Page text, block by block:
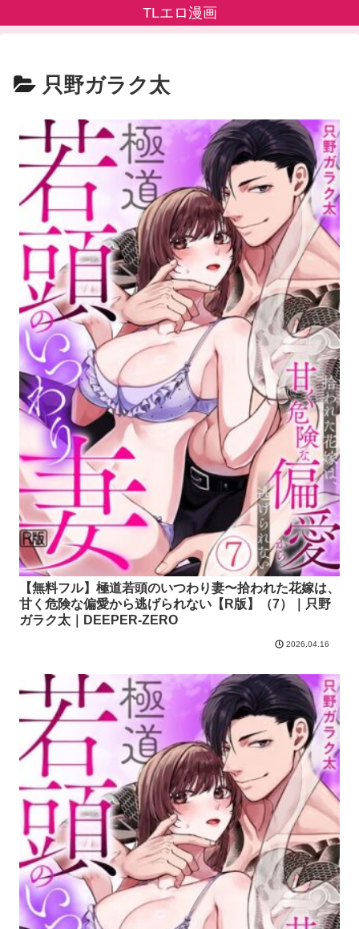
TLエロ漫画
只野ガラク太
【無料フル】極道若頭のいつわり妻〜拾われた花嫁は、
甘く危険な偏愛から逃げられない【R版】（7）｜只野
ガラク太｜DEEPER-ZERO
2026.04.16